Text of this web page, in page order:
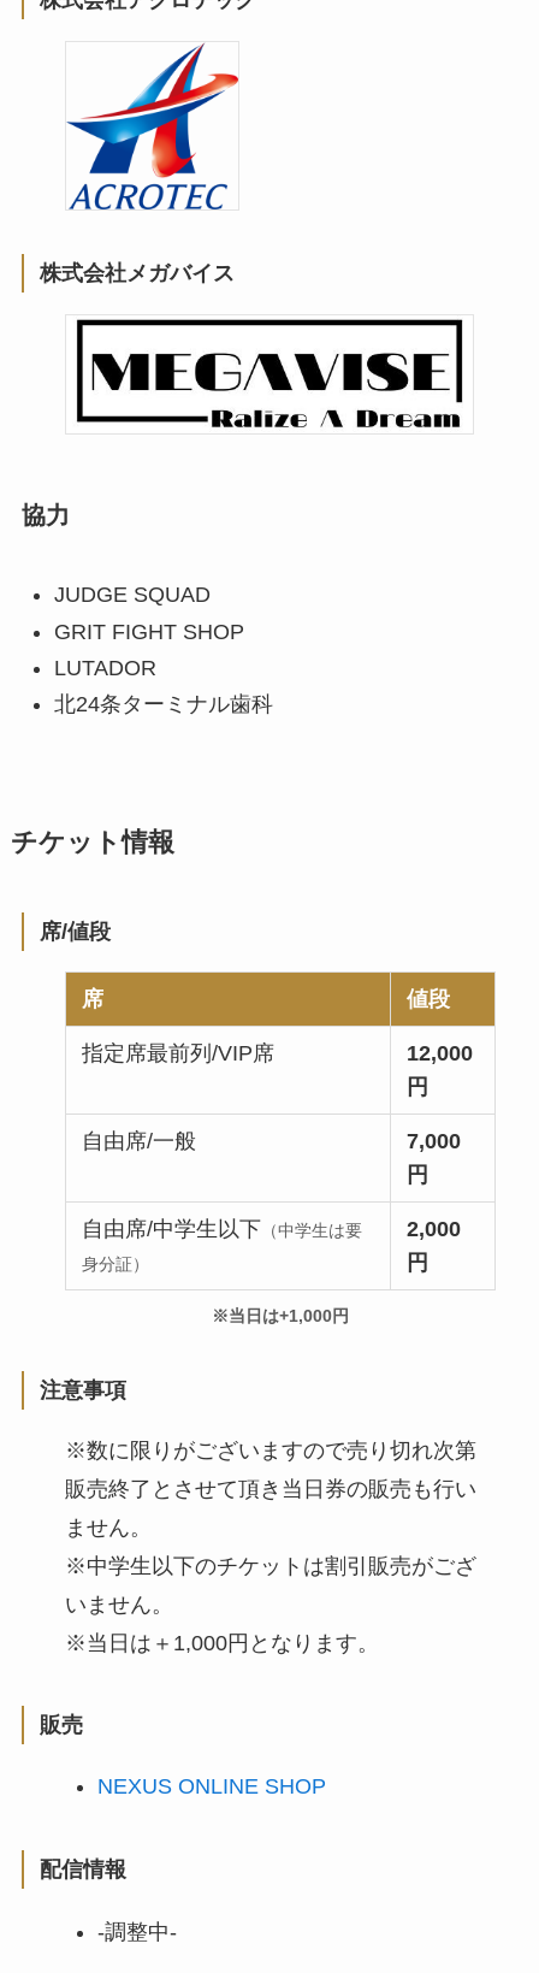
株式会社メガバイス
協力
JUDGE SQUAD
GRIT FIGHT SHOP
LUTADOR
北24条ターミナル歯科
チケット情報
席/値段
席 値段
指定席最前列/VIP席
12,000
円
自由席/一般
7,000
円
自由席/中学生以下 （中学生は要
身分証）
2,000
円
※当日は+1,000円
注意事項
※数に限りがございますので売り切れ次第
販売終了とさせて頂き当日券の販売も行い
ません。
※中学生以下のチケットは割引販売がござ
いません。
※当日は＋1,000円となります。
販売
NEXUS ONLINE SHOP
配信情報
-調整中-